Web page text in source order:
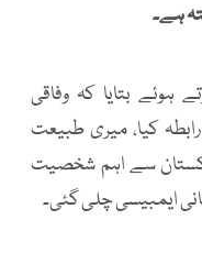
ہے۔
ہوئے بتایا کہ وفاقی
کیا، میری طبیعت
سے اہم شخصیت
ایمبیسی چلی گئی۔